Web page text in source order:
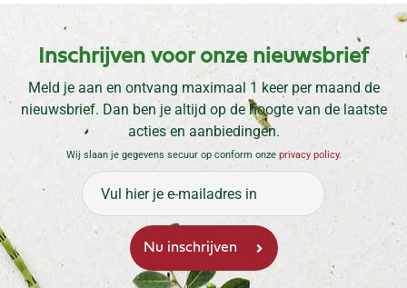
Inschrijven voor onze nieuwsbrief
Meld je aan en ontvang maximaal 1 keer per maand de
nieuwsbrief. Dan ben je altijd op de hoogte van de laatste
acties en aanbiedingen.
Wij slaan je gegevens secuur op conform onze privacy policy.